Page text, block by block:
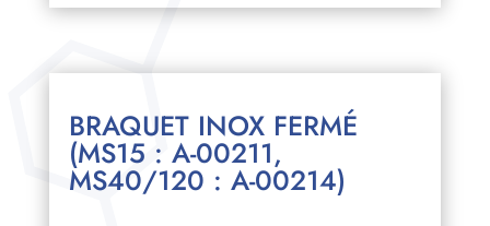
BRAQUET INOX FERMÉ
(MS15 : A-00211,
MS40/120 : A-00214)